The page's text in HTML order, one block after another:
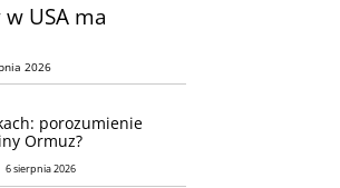
USA ma
2026
porozumienie
Ormuz?
6 sierpnia 2026